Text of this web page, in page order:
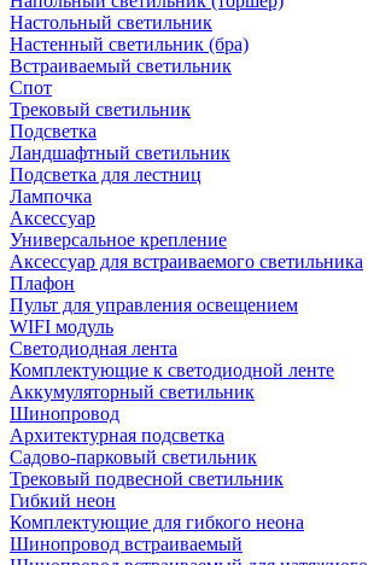
Настольный светильник
Настенный светильник (бра)
Встраиваемый светильник
Спот
Трековый светильник
Подсветка
Ландшафтный светильник
Подсветка для лестниц
Лампочка
Аксессуар
Универсальное крепление
Аксессуар для встраиваемого светильника
Плафон
Пульт для управления освещением
WIFI модуль
Светодиодная лента
Комплектующие к светодиодной ленте
Аккумуляторный светильник
Шинопровод
Архитектурная подсветка
Садово-парковый светильник
Трековый подвесной светильник
Гибкий неон
Комплектующие для гибкого неона
Шинопровод встраиваемый